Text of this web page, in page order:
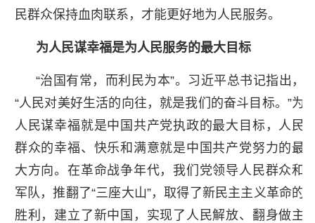
民群众保持血肉联系，才能更好地为人民服务。
为人民谋幸福是为人民服务的最大目标
“治国有常，而利民为本”。习近平总书记指出，
“人民对美好生活的向往，就是我们的奋斗目标。”为
人民谋幸福就是中国共产党执政的最大目标，人民
群众的幸福、快乐和满意就是中国共产党努力的最
大方向。在革命战争年代，我们党领导人民群众和
军队，推翻了“三座大山”，取得了新民主主义革命的
胜利，建立了新中国，实现了人民解放、翻身做主